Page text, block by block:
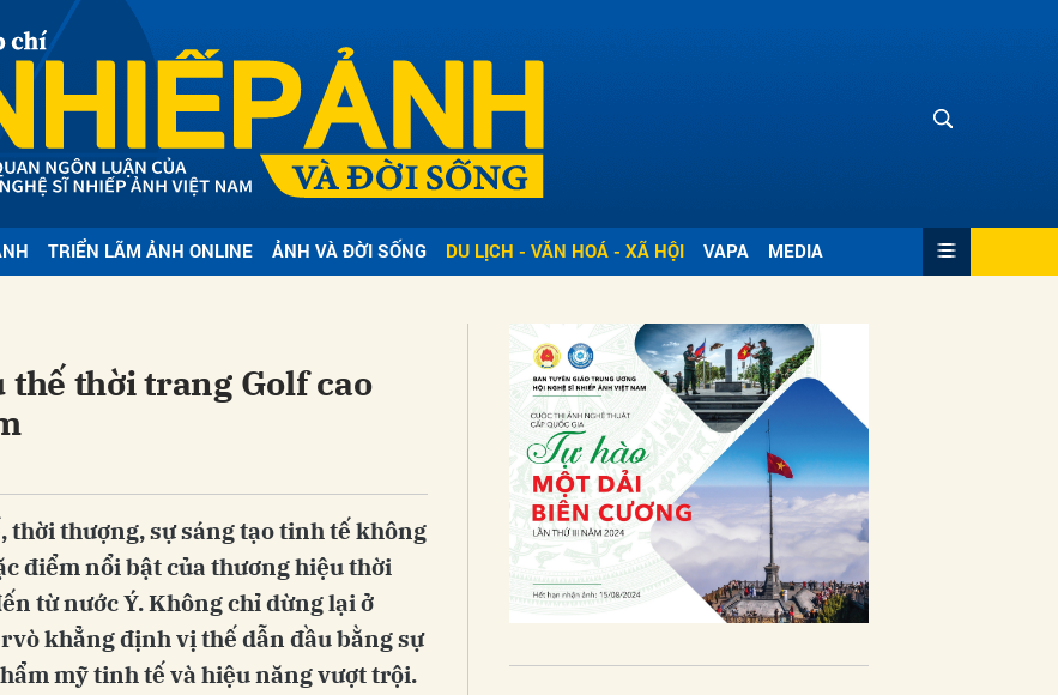
TRIỂN LÃM ẢNH ONLINE ẢNH VÀ ĐỜI SỐNG DU LỊCH - VĂN HOÁ - XÃ HỘI VAPA MEDIA
thời trang Golf cao
thời thượng, sự sáng tạo tinh tế không
điểm nổi bật của thương hiệu thời
từ nước Ý. Không chỉ dừng lại ở
khẳng định vị thế dẫn đầu bằng sự
mỹ tinh tế và hiệu năng vượt trội.
luận
Gửi